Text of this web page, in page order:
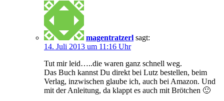
magentratzerl sagt:
14. Juli 2013 um 11:16 Uhr
Tut mir leid…..die waren ganz schnell weg.
Das Buch kannst Du direkt bei Lutz bestellen, beim
Verlag, inzwischen glaube ich, auch bei Amazon. Und
mit der Anleitung, da klappt es auch mit Brötchen 🙂